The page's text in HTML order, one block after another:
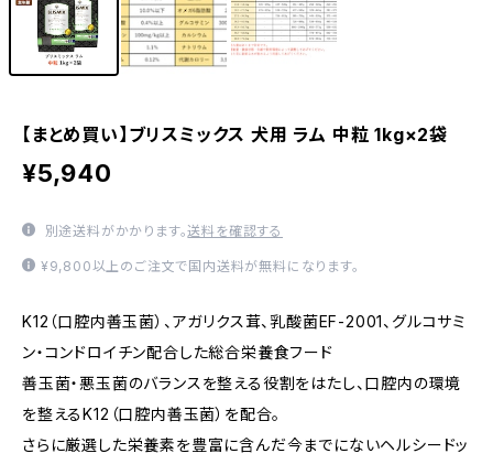
【まとめ買い】ブリスミックス 犬用 ラム 中粒 1kg×2袋
¥5,940
別途送料がかかります。送料を確認する
¥9,800以上のご注文で国内送料が無料になります。
K12（口腔内善玉菌）、アガリクス茸、乳酸菌EF-2001、グルコサミ
ン・コンドロイチン配合した総合栄養食フード
善玉菌・悪玉菌のバランスを整える役割をはたし、口腔内の環境
を整えるK12（口腔内善玉菌）を配合。
さらに厳選した栄養素を豊富に含んだ今までにないヘルシードッ